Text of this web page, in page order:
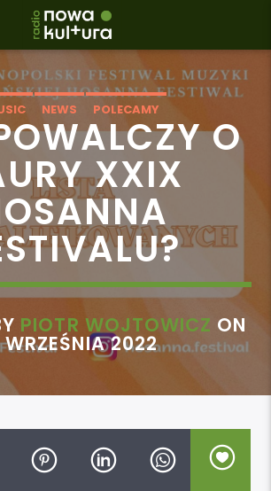
NEWS POLECAMY
O
XXIX
PIOTR WOJTOWICZ ON
2022